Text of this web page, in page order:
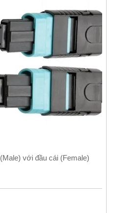
với đầu cái (Female)